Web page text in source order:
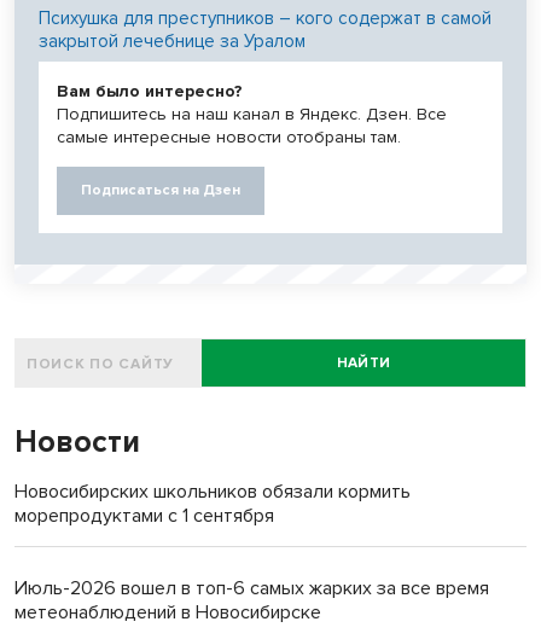
Психушка для преступников – кого содержат в самой
закрытой лечебнице за Уралом
Вам было интересно?
Подпишитесь на наш канал в Яндекс. Дзен. Все
самые интересные новости отобраны там.
Подписаться на Дзен
НАЙТИ
Новости
Новосибирских школьников обязали кормить
морепродуктами с 1 сентября
Июль-2026 вошел в топ-6 самых жарких за все время
метеонаблюдений в Новосибирске